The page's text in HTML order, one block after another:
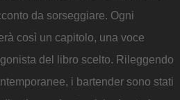
da sorseggiare. Ogni
così un capitolo, una voce
del libro scelto. Rileggendo
i bartender sono stati